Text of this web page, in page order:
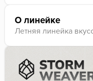
О линейке
Летняя линейка